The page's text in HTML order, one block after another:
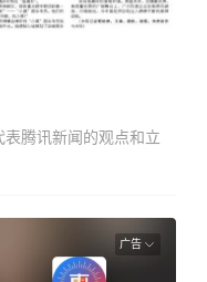
腾讯新闻的观点和立
广告